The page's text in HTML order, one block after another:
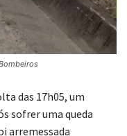
das 17h05, um
sofrer uma queda
arremessada